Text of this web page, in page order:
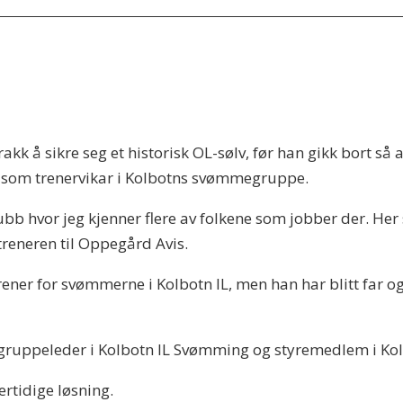
å sikre seg et historisk OL-sølv, før han gikk bort
trenervikar i Kolbotns svømmegruppe.
hvor jeg kjenner flere av folkene som jobber der.
til Oppegård Avis.
for svømmerne i Kolbotn IL, men han har blitt far
i Kolbotn IL Svømming og styremedlem i
løsning.